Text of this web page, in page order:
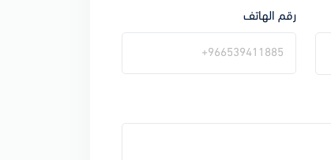
رقم الهاتف